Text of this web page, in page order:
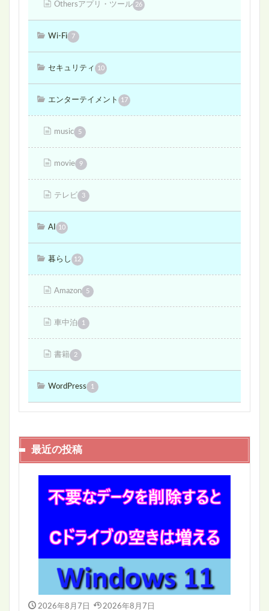
Othersアプリ・ツール 26
Wi-Fi 7
セキュリティ 10
エンターテイメント 17
music 5
movie 9
テレビ 3
AI 10
暮らし 12
Amazon 5
車中泊 1
書籍 2
WordPress 1
最近の投稿
2026年8月7日 2026年8月7日